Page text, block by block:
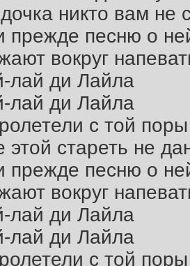
никто вам не
прежде песню о
вокруг
лай ди Лайла
лай ди Лайла
с той поры
этой стареть не
прежде песню о
вокруг
лай ди Лайла
лай ди Лайла
с той поры